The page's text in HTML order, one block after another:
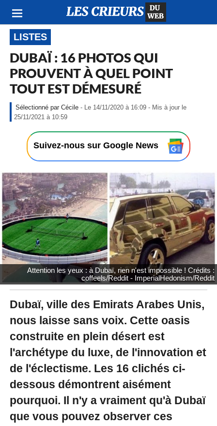
LISTES
DUBAÏ : 16 PHOTOS QUI
PROUVENT À QUEL POINT
TOUT EST DÉMESURÉ
Cécile - Le 14/11/2020 à 16:09 - Mis à jour le
25/11/2021 à 10:59
1
/
1
1
/
2
0
2
0
à
1
6
:
0
9
-
M
s
j
u
r
l
e
1
Suivez-nous sur Google News
Attention les yeux : à Dubaï, rien n'est impossible ! Crédits :
coffeels/Reddit - ImperialHedonism/Reddit
Dubaï, ville des Emirats Arabes Unis,
nous laisse sans voix. Cette oasis
construite en plein désert est
l'archétype du luxe, de l'innovation et
de l'éclectisme. Les 16 clichés ci-
dessous démontrent aisément
pourquoi. Il n'y a vraiment qu'à Dubaï
que vous pouvez observer ces